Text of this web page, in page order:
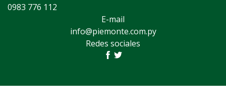
0983 776 112
E-mail
info@piemonte.com.py
Redes sociales